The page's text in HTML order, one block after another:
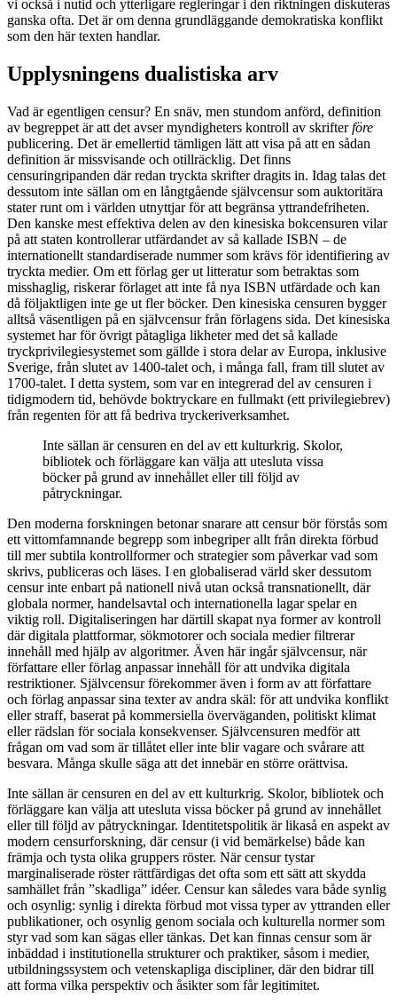
vi också i nutid och ytterligare regleringar i den riktningen diskuteras
ganska ofta. Det är om denna grundläggande demokratiska konflikt
som den här texten handlar.
Upplysningens dualistiska arv
Vad är egentligen censur? En snäv, men stundom anförd, definition
av begreppet är att det avser myndigheters kontroll av skrifterföre
publicering. Det är emellertid tämligen lätt att visa på att en sådan
definition är missvisande och otillräcklig. Det finns
censuringripanden där redan tryckta skrifter dragits in. Idag talas det
dessutom inte sällan om en långtgående självcensur som auktoritära
stater runt om i världen utnyttjar för att begränsa yttrandefriheten.
Den kanske mest effektiva delen av den kinesiska bokcensuren vilar
på att staten kontrollerar utfärdandet av så kallade ISBN – de
internationellt standardiserade nummer som krävs för identifiering av
tryckta medier. Om ett förlag ger ut litteratur som betraktas som
misshaglig, riskerar förlaget att inte få nya ISBN utfärdade och kan
då följaktligen inte ge ut fler böcker. Den kinesiska censuren bygger
alltså väsentligen på en självcensur från förlagens sida. Det kinesiska
systemet har för övrigt påtagliga likheter med det så kallade
tryckprivilegiesystemet som gällde i stora delar av Europa, inklusive
Sverige, från slutet av 1400-talet och, i många fall, fram till slutet av
1700-talet. I detta system, som var en integrerad del av censuren i
tidigmodern tid, behövde boktryckare en fullmakt (ett privilegiebrev)
från regenten för att få bedriva tryckeriverksamhet.
Inte sällan är censuren en del av ett kulturkrig. Skolor,
bibliotek och förläggare kan välja att utesluta vissa
böcker på grund av innehållet eller till följd av
påtryckningar.
Den moderna forskningen betonar snarare att censur bör förstås som
ett vittomfamnande begrepp som inbegriper allt från direkta förbud
till mer subtila kontrollformer och strategier som påverkar vad som
skrivs, publiceras och läses. I en globaliserad värld sker dessutom
censur inte enbart på nationell nivå utan också transnationellt, där
globala normer, handelsavtal och internationella lagar spelar en
viktig roll. Digitaliseringen har därtill skapat nya former av kontroll
där digitala plattformar, sökmotorer och sociala medier filtrerar
innehåll med hjälp av algoritmer. Även här ingår självcensur, när
författare eller förlag anpassar innehåll för att undvika digitala
restriktioner. Självcensur förekommer även i form av att författare
och förlag anpassar sina texter av andra skäl: för att undvika konflikt
eller straff, baserat på kommersiella överväganden, politiskt klimat
eller rädslan för sociala konsekvenser. Självcensuren medför att
frågan om vad som är tillåtet eller inte blir vagare och svårare att
besvara. Många skulle säga att det innebär en större orättvisa.
Inte sällan är censuren en del av ett kulturkrig. Skolor, bibliotek och
förläggare kan välja att utesluta vissa böcker på grund av innehållet
eller till följd av påtryckningar. Identitetspolitik är likaså en aspekt av
modern censurforskning, där censur (i vid bemärkelse) både kan
främja och tysta olika gruppers röster. När censur tystar
marginaliserade röster rättfärdigas det ofta som ett sätt att skydda
samhället från ”skadliga” idéer. Censur kan således vara både synlig
och osynlig: synlig i direkta förbud mot vissa typer av yttranden eller
publikationer, och osynlig genom sociala och kulturella normer som
styr vad som kan sägas eller tänkas. Det kan finnas censur som är
inbäddad i institutionella strukturer och praktiker, såsom i medier,
utbildningssystem och vetenskapliga discipliner, där den bidrar till
att forma vilka perspektiv och åsikter som får legitimitet.